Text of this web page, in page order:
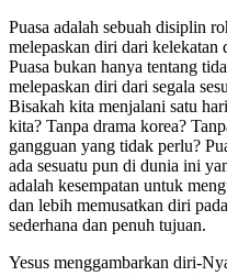
Puasa adalah sebuah disiplin
melepaskan diri dari kelekatan
Puasa bukan hanya tentang
melepaskan diri dari segala
Bisakah kita menjalani satu
kita? Tanpa drama korea?
gangguan yang tidak perlu?
ada sesuatu pun di dunia ini
adalah kesempatan untuk
dan lebih memusatkan diri
sederhana dan penuh tujuan.
Yesus menggambarkan diri-